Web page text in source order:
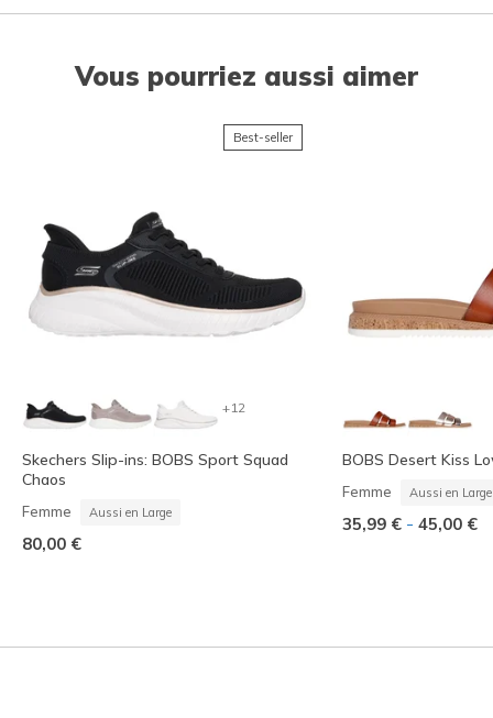
Vous pourriez aussi aimer
Best-seller
+12
Skechers Slip-ins: BOBS Sport Squad
Chaos
Femme Aussi en Large
80,00 €
BOBS Desert Kiss
Femme Aussi en Large
35,99 € - 45,00 €